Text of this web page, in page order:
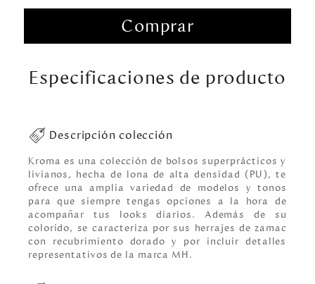
Comprar
Especificaciones de producto
Descripción colección
Kroma es una colección de bolsos superprácticos y
livianos, hecha de lona de alta densidad (PU), te
ofrece una amplia variedad de modelos y tonos
para que siempre tengas opciones a la hora de
acompañar tus looks diarios. Además de su
colorido, se caracteriza por sus herrajes de zamac
con recubrimiento dorado y por incluir detalles
representativos de la marca MH.